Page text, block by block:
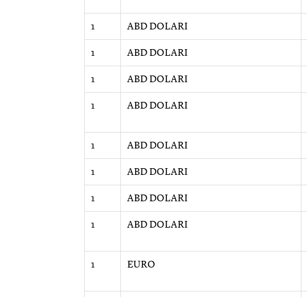
1 ABD DOLARI
1 ABD DOLARI
1 ABD DOLARI
1 ABD DOLARI
1 ABD DOLARI
1 ABD DOLARI
1 ABD DOLARI
1 ABD DOLARI
1 EURO